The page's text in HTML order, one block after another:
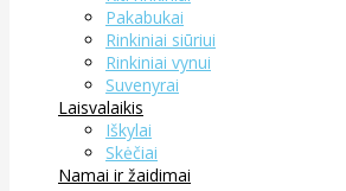
Pakabukai
Rinkiniai siūriui
Rinkiniai vynui
Suvenyrai
Laisvalaikis
Iškylai
Skėčiai
Namai ir žaidimai